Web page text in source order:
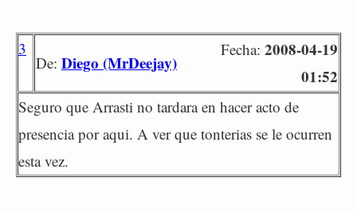
3
De: Diego (MrDeejay)
Fecha: 2008-04-19
01:52
Seguro que Arrasti no tardara en hacer acto de
presencia por aqui. A ver que tonterias se le ocurren
esta vez.